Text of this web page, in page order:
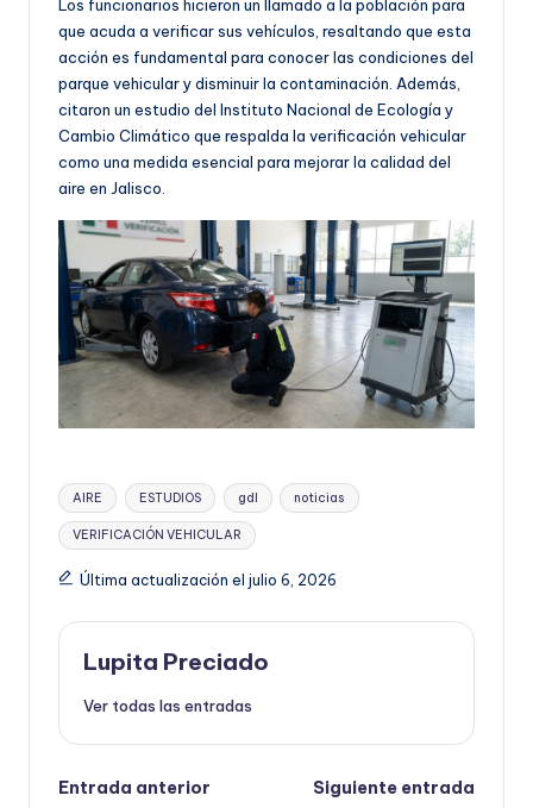
Los funcionarios hicieron un llamado a la población para
que acuda a verificar sus vehículos, resaltando que esta
acción es fundamental para conocer las condiciones del
parque vehicular y disminuir la contaminación. Además,
citaron un estudio del Instituto Nacional de Ecología y
Cambio Climático que respalda la verificación vehicular
como una medida esencial para mejorar la calidad del
aire en Jalisco.
Etiquetas:
AIRE ESTUDIOS gdl noticias
VERIFICACIÓN VEHICULAR
Última actualización el julio 6, 2026
Lupita Preciado
Ver todas las entradas
Navegación
Entrada anterior
Siguiente entrada